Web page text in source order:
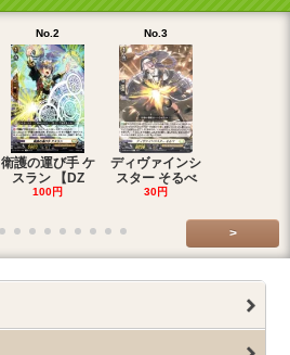
No.2
衛護の運び手 ケ
スラン 【DZ
100円
No.3
ディヴァインシ
スター そるべ
30円
>